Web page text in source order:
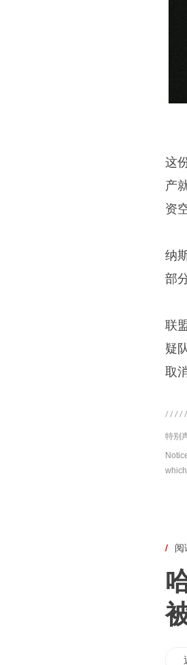
这
产
资
纳
部
联
疑
取
特别
/ 阅